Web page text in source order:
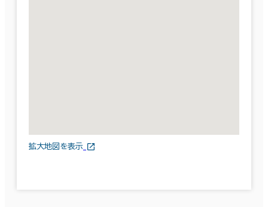
拡大地図を表示